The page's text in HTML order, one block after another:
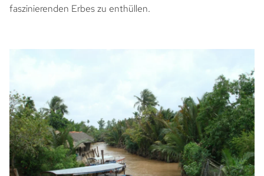
faszinierenden Erbes zu enthüllen.